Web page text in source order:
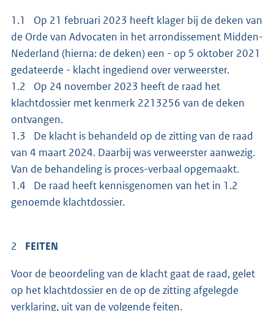
1.1 Op 21 februari 2023 heeft klager bij de deken van
de Orde van Advocaten in het arrondissement Midden-
Nederland (hierna: de deken) een - op 5 oktober 2021
gedateerde - klacht ingediend over verweerster.
1.2 Op 24 november 2023 heeft de raad het
klachtdossier met kenmerk 2213256 van de deken
ontvangen.
1.3 De klacht is behandeld op de zitting van de raad
van 4 maart 2024. Daarbij was verweerster aanwezig.
Van de behandeling is proces-verbaal opgemaakt.
1.4 De raad heeft kennisgenomen van het in 1.2
genoemde klachtdossier.
2 FEITEN
Voor de beoordeling van de klacht gaat de raad, gelet
op het klachtdossier en de op de zitting afgelegde
verklaring, uit van de volgende feiten.